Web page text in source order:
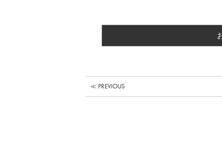
≪ PREVIOUS